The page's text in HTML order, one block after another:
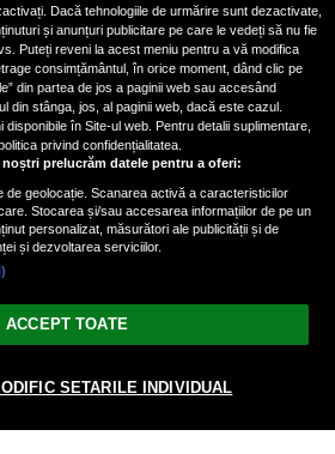
Minaj, acuzată de agresiune
fostul manager: Detalii șocante
proces
Minaj le-a lăudat pe...
Vezi varianta Desktop
| Toate drepturile rezervate.
Dacă tehnologiile de urmărire sunt dezactivate,
și anunțuri publicitare pe care le vedeți să nu fie
Puteți reveni la acest meniu pentru a vă modifica
consimțământul, în orice moment, dând clic pe
din partea de jos a paginii web sau accesând
din stânga, jos, al paginii web, dacă este cazul.
în Site-ul web. Pentru detalii suplimentare,
privind confidențialitatea.
prelucrăm datele pentru a oferi:
de geolocație. Scanarea activă a caracteristicilor
Stocarea și/sau accesarea informațiilor de pe un
personalizat, măsurători ale publicității și de
și dezvoltarea serviciilor.
ACCEPT TOATE
SETARILE INDIVIDUAL